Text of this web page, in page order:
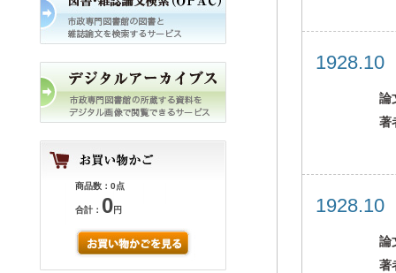
商品数：0点
合計： 0円
論
著
論
著